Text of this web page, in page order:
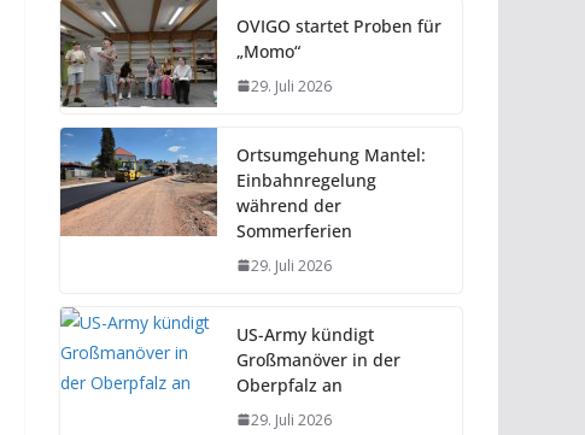
OVIGO startet Proben für
„Momo“
29. Juli 2026
Ortsumgehung Mantel:
Einbahnregelung
während der
Sommerferien
29. Juli 2026
US-Army kündigt
Großmanöver in der
Oberpfalz an
29. Juli 2026